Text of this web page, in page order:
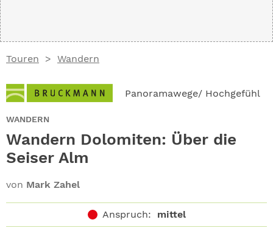
Touren Wandern
Panoramawege/ Hochgefühl
WANDERN
Wandern Dolomiten: Über die
Seiser Alm
von Mark Zahel
Anspruch: mittel
ABO
GEWINNEN
NEWSLETTER